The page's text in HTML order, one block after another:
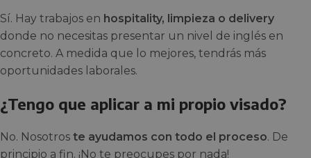
Sí. Hay trabajos en hospitality, limpieza o delivery
donde no necesitas presentar un nivel de inglés en
concreto. A medida que lo mejores, tendrás más
oportunidades laborales.
¿Tengo que aplicar a mi propio visado?
No. Nosotros te ayudamos con todo el proceso. De
principio a fin. ¡No te preocupes por nada!